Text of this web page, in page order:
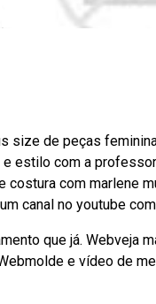
size de peças
estilo com a
com marlene
canal no youtube
que já. Webveja
e vídeo de